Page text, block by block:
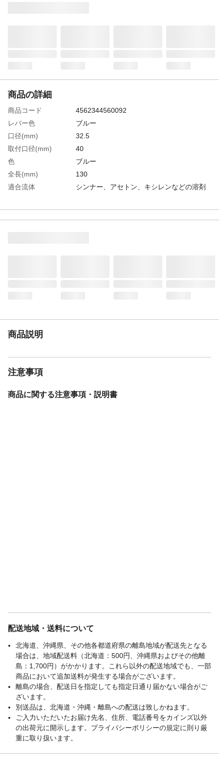
商品の詳細
商品コード
4562344560092
レバー色
ブルー
口径(mm)
32.5
取付口径(mm)
40
色
ブルー
全長(mm)
130
適合流体
シンナー、アセトン、キシレンなどの溶剤
パッキン
FFKM
商品説明
注意事項
商品に関する注意事項・説明書
配送地域・送料について
北海道、沖縄県、その他各都道府県の離島地域が配送先となる
場合は、地域配送料（北海道：500円、沖縄県およびその他離
島：1,700円）がかかります。これら以外の配送地域でも、一部
商品において追加送料が発生する場合がございます。
離島の場合、配送日を指定しても指定日通り届かない場合がご
ざいます。
別送品は、北海道・沖縄・離島への配送は致しかねます。
ご入力いただいたお届け先名、住所、電話番号をカインズ以外
の出荷元に開示します。プライバシーポリシーの規定に則り厳
重に取り扱います。